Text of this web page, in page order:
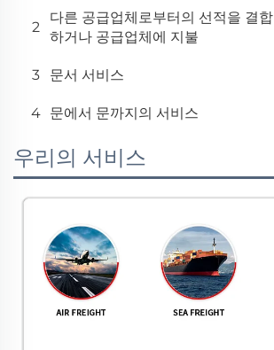
2
다른 공급업체로부터의 선적을 결합
하거나 공급업체에 지불
3 문서 서비스
4 문에서 문까지의 서비스
우리의 서비스